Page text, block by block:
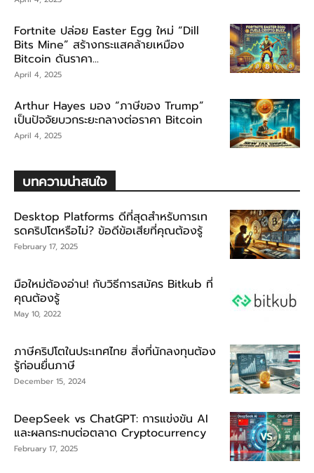
Fortnite ปล่อย Easter Egg ใหม่ “Dill
Bits Mine” สร้างกระแสคล้ายเหมือง
Bitcoin ดันราคา...
April 4, 2025
Arthur Hayes มอง “ภาษีของ Trump”
เป็นปัจจัยบวกระยะกลางต่อราคา Bitcoin
April 4, 2025
บทความน่าสนใจ
Desktop Platforms ดีที่สุดสำหรับการเท
รดคริปโตหรือไม่? ข้อดีข้อเสียที่คุณต้องรู้
February 17, 2025
มือใหม่ต้องอ่าน! กับวิธีการสมัคร Bitkub ที่
คุณต้องรู้
May 10, 2022
ภาษีคริปโตในประเทศไทย สิ่งที่นักลงทุนต้อง
รู้ก่อนยื่นภาษี
December 15, 2024
DeepSeek vs ChatGPT: การแข่งขัน AI
และผลกระทบต่อตลาด Cryptocurrency
February 17, 2025